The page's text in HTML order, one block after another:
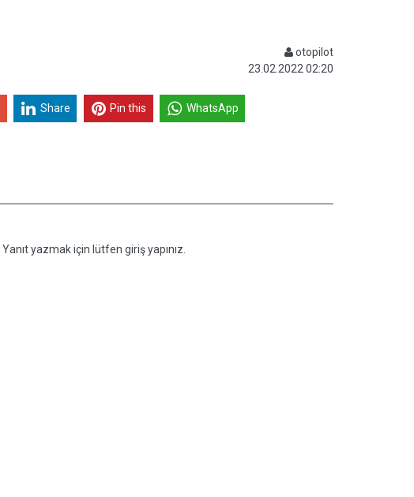
otopilot
23.02.2022 02:20
Share Pin this WhatsApp
yazmak için lütfen giriş yapınız.